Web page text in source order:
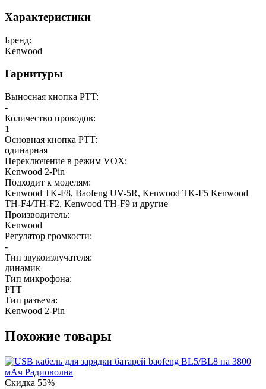
Характеристики
Бренд:
Kenwood
Гарнитуры
Выносная кнопка PTT:
-
Количество проводов:
1
Основная кнопка PTT:
одинарная
Переключение в режим VOX:
Kenwood 2-Pin
Подходит к моделям:
Kenwood TK-F8, Baofeng UV-5R, Kenwood TK-F5 Kenwood
TH-F4/TH-F2, Kenwood TH-F9 и другие
Производитель:
Kenwood
Регулятор громкости:
-
Тип звукоизлучателя:
динамик
Тип микрофона:
PTT
Тип разъема:
Kenwood 2-Pin
Похожие товары
Скидка 55%